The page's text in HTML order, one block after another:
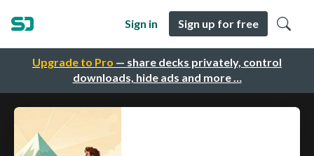
Upgrade to Pro — share decks privately, control
downloads, hide ads and more …
Sign in Sign up for free